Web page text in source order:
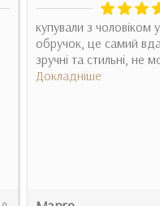
купували з чоловіком
обручок, це самий
зручні та стильні, не
Докладніше